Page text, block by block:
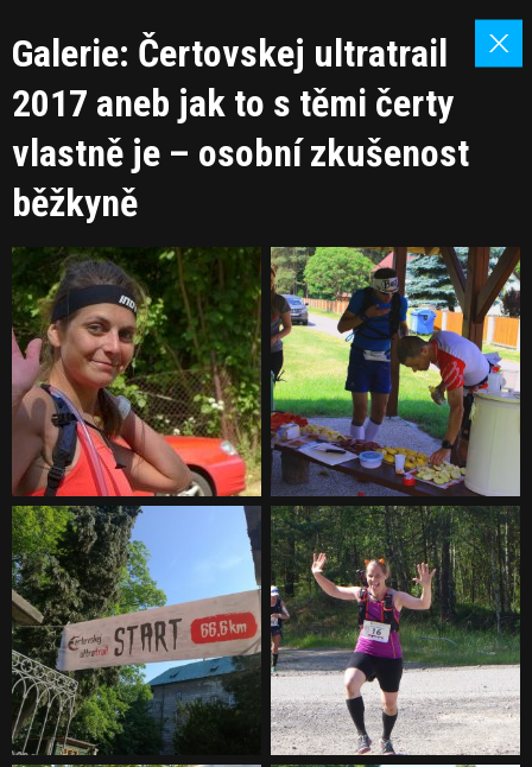
Galerie: Čertovskej ultratrail
2017 aneb jak to s těmi čerty
vlastně je – osobní zkušenost
běžkyně